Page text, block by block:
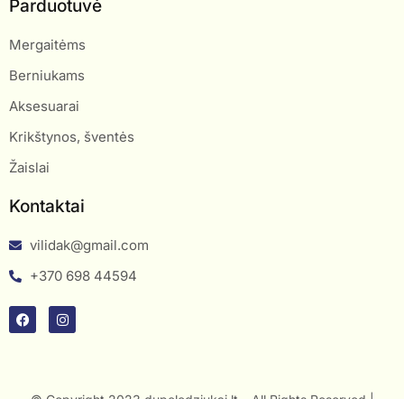
Parduotuvė
Mergaitėms
Berniukams
Aksesuarai
Krikštynos, šventės
Žaislai
Kontaktai
vilidak@gmail.com
+370 698 44594